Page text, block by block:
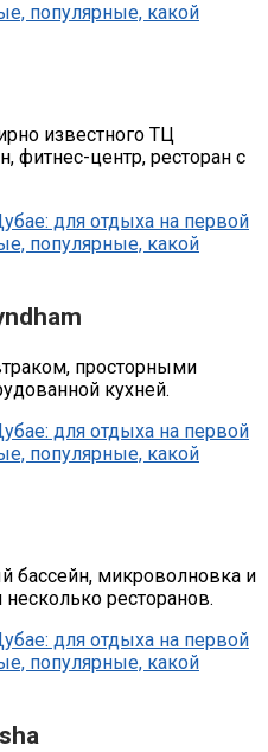
известного ТЦ
фитнес-центр, ресторан с
просторными
кухней.
бассейн, микроволновка и
ресторанов.